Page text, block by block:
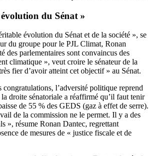
du Sénat »
évolution du Sénat et de la société », se
du groupe pour le PJL Climat, Ronan
des parlementaires sont convaincus des
climatique », veut croire le sénateur de la
fier d’avoir atteint cet objectif » au Sénat.
congratulations, l’adversité politique reprend
droite sénatoriale a réaffirmé qu’il faut tenir
de 55 % des GEDS (gaz à effet de serre).
de la commission ne le permet. Il y a des
», résume Ronan Dantec, regrettant
de mesures de « justice fiscale et de